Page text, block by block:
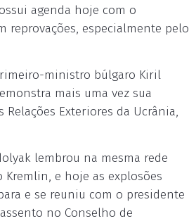
agenda hoje com o
reprovações, especialmente pelo
ministro búlgaro Kiril
mais uma vez sua
Exteriores da Ucrânia,
lembrou na mesma rede
e hoje as explosões
e se reuniu com o presidente
no Conselho de